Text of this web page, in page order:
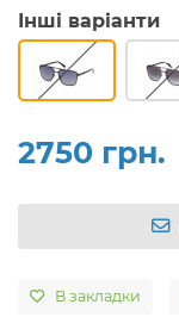
Інші варіанти
2750 грн.
В закладки